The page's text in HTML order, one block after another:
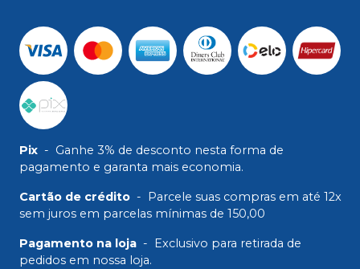
Pix - Ganhe 3% de desconto nesta forma de
pagamento e garanta mais economia.
Cartão de crédito -
Parcele suas compras em até 12x
sem juros em parcelas mínimas de 150,00
Pagamento na loja -
Exclusivo para retirada de
pedidos em nossa loja.